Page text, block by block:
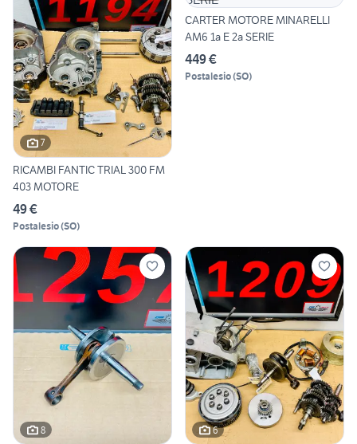
7
RICAMBI FANTIC TRIAL 300 FM
403 MOTORE
49 €
Postalesio(SO)
CARTER MOTORE MINARELLI
AM6 1a E 2a SERIE
449 €
Postalesio(SO)
8 6